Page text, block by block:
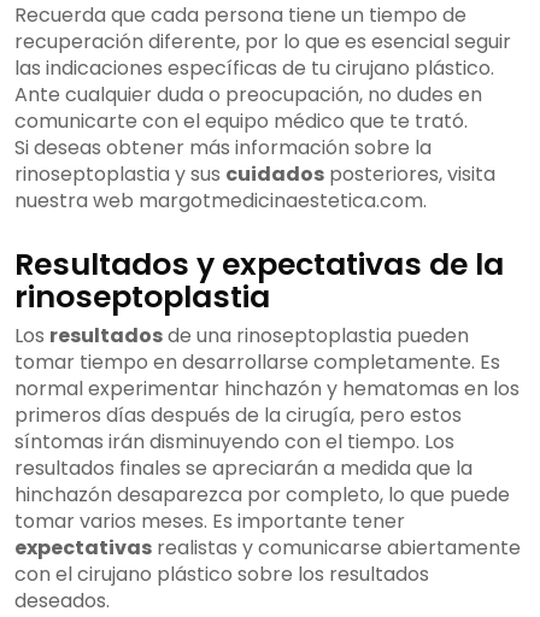
Recuerda que cada persona tiene un tiempo de
recuperación diferente, por lo que es esencial seguir
las indicaciones específicas de tu cirujano plástico.
Ante cualquier duda o preocupación, no dudes en
comunicarte con el equipo médico que te trató.
Si deseas obtener más información sobre la
rinoseptoplastia y sus cuidados posteriores, visita
nuestra web margotmedicinaestetica.com.
Resultados y expectativas de la
rinoseptoplastia
Los resultadosde una rinoseptoplastia pueden
tomar tiempo en desarrollarse completamente. Es
normal experimentar hinchazón y hematomas en los
primeros días después de la cirugía, pero estos
síntomas irán disminuyendo con el tiempo. Los
resultados finales se apreciarán a medida que la
hinchazón desaparezca por completo, lo que puede
tomar varios meses. Es importante tener
expectativas realistas y comunicarse abiertamente
con el cirujano plástico sobre los resultados
deseados.